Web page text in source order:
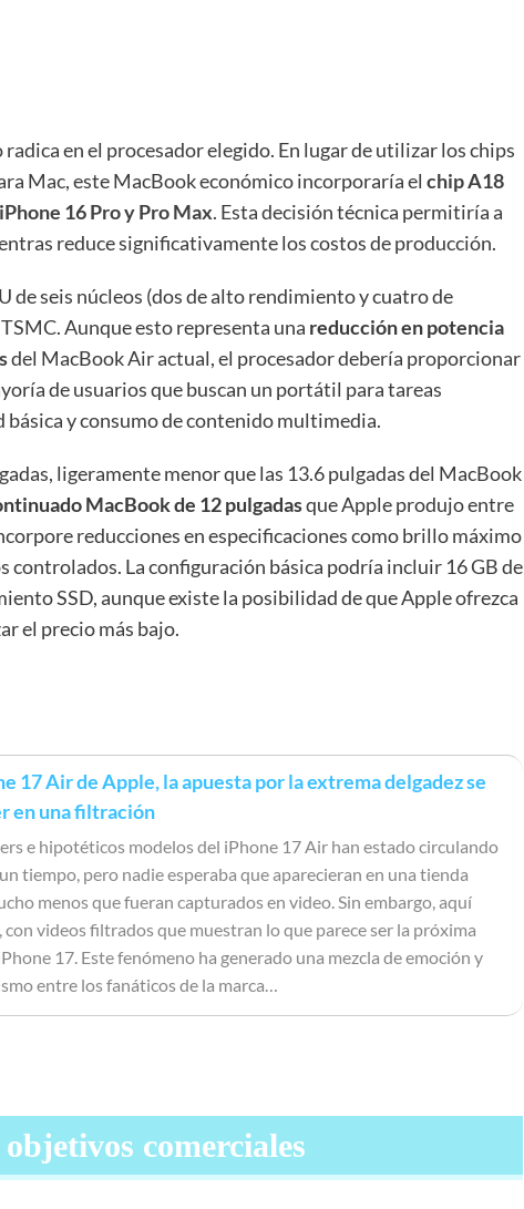
en el procesador elegido. En lugar de utilizar los chips
Mac, este MacBook económico incorporaría el chip A18
iPhone 16 Pro y Pro Max. Esta decisión técnica permitiría a
reduce significativamente los costos de producción.
de seis núcleos (dos de alto rendimiento y cuatro de
Aunque esto representa una reducción en potencia
del MacBook Air actual, el procesador debería proporcionar
de usuarios que buscan un portátil para tareas
y consumo de contenido multimedia.
ligeramente menor que las 13.6 pulgadas del MacBook
MacBook de 12 pulgadasque Apple produjo entre
reducciones en especificaciones como brillo máximo
controlados. La configuración básica podría incluir 16 GB de
SSD, aunque existe la posibilidad de que Apple ofrezca
el precio más bajo.
17 Air de Apple, la apuesta por la extrema delgadez se
en una filtración
e hipotéticos modelos del iPhone 17 Air han estado circulando
tiempo, pero nadie esperaba que aparecieran en una tienda
menos que fueran capturados en video. Sin embargo, aquí
con videos filtrados que muestran lo que parece ser la próxima
17. Este fenómeno ha generado una mezcla de emoción y
entre los fanáticos de la marca…
comerciales